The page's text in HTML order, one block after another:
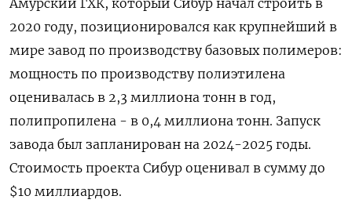
Амурский ГХК, который Сибур начал строить в
2020 году, позиционировался как крупнейший в
мире завод по производству базовых полимеров:
мощность по производству полиэтилена
оценивалась в 2,3 миллиона тонн в год,
полипропилена - в 0,4 миллиона тонн. Запуск
завода был запланирован на 2024-2025 годы.
Стоимость проекта Сибур оценивал в сумму до
$10 миллиардов.